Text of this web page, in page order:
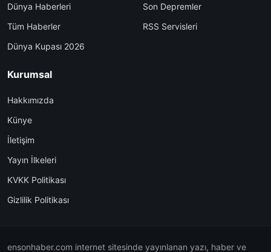
Dünya Haberleri
Tüm Haberler
Dünya Kupası 2026
Son Depremler
RSS Servisleri
Kurumsal
Hakkımızda
Künye
İletişim
Yayın İlkeleri
KVKK Politikası
Gizlilik Politikası
ensonhaber.com internet sitesinde yayınlanan yazı, haber ve